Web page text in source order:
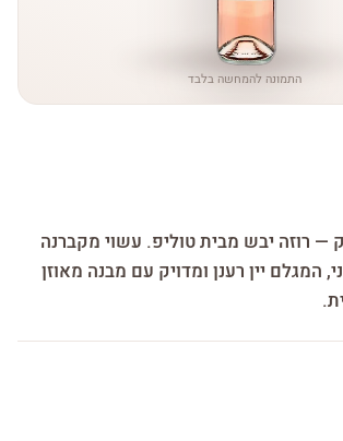
התמונה להמחשה בלבד
— רוזה יבש מבית טוליפ. עשוי מקברנה
המגלם יין רענן ומדויק עם מבנה מאוזן